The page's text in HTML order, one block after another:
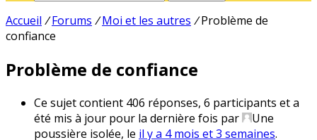
Accueil / Forums / Moi et les autres / Problème de
confiance
Problème de confiance
Ce sujet contient 406 réponses, 6 participants et a
été mis à jour pour la dernière fois par
Une
poussière isolée, le il y a 4 mois et 3 semaines.